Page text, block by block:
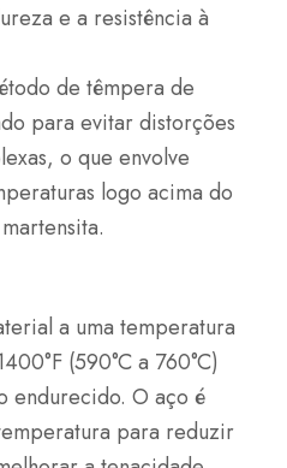
e a resistência à
de têmpera de
para evitar distorções
o que envolve
logo acima do
a uma temperatura
(590°C a 760°C)
endurecido. O aço é
para reduzir